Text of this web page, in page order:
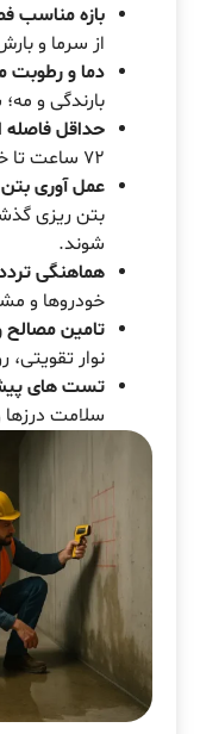
بازه مناسب
از سرما و
دما و رطوبت
بارندگی و
حداقل
۷۲ ساعت تا خشک شدن بستر.
عمل آوری بتن
بتن ریزی
شوند.
هماهنگی
خودروها و
تامین مصالح
نوار
تست های
سلامت درزها